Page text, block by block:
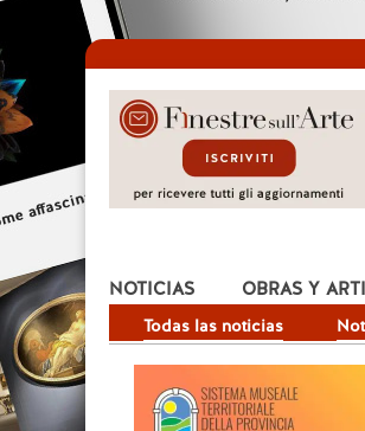
NOTICIAS
Todas las noticias
OBRAS Y